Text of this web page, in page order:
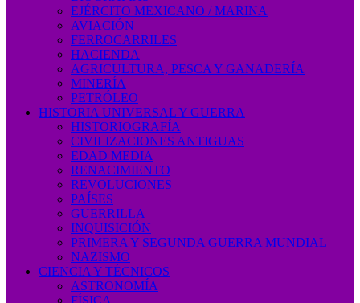
EJÉRCITO MEXICANO / MARINA
AVIACIÓN
FERROCARRILES
HACIENDA
AGRICULTURA, PESCA Y GANADERÍA
MINERÍA
PETRÓLEO
HISTORIA UNIVERSAL Y GUERRA
HISTORIOGRAFÍA
CIVILIZACIONES ANTIGUAS
EDAD MEDIA
RENACIMIENTO
REVOLUCIONES
PAÍSES
GUERRILLA
INQUISICIÓN
PRIMERA Y SEGUNDA GUERRA MUNDIAL
NAZISMO
CIENCIA Y TÉCNICOS
ASTRONOMÍA
FÍSICA